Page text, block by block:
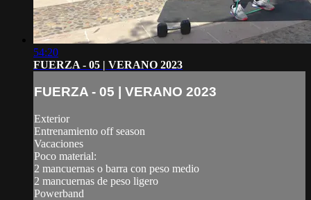
54:20
FUERZA - 05 | VERANO 2023
FUERZA - 05 | VERANO 2023
Exterior
Entrenamiento off season
Vacaciones
Poco material:
2 mancuernas o barra con peso medio
2 mancuernas de peso ligero
Powerband